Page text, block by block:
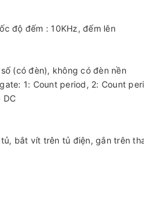
độ đếm : 10KHz, đếm lên
(có đèn), không có đèn nền
1: Count period, 2: Count
DC
bắt vít trên tủ điện, gắn trên